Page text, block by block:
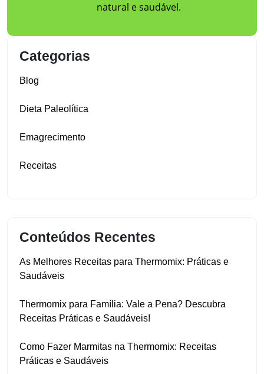
natural e saudável.
Categorias
Blog
Dieta Paleolítica
Emagrecimento
Receitas
Conteúdos Recentes
As Melhores Receitas para Thermomix: Práticas e
Saudáveis
Thermomix para Família: Vale a Pena? Descubra
Receitas Práticas e Saudáveis!
Como Fazer Marmitas na Thermomix: Receitas
Práticas e Saudáveis